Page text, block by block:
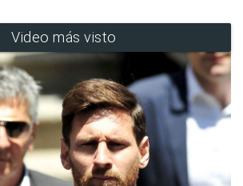
Video más visto